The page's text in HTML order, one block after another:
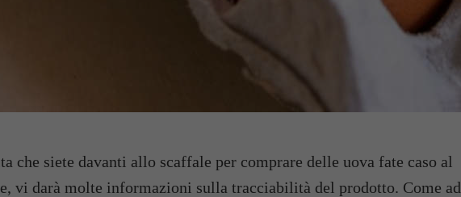
che siete davanti allo scaffale per comprare delle uova fate caso al
vi darà molte informazioni sulla tracciabilità del prodotto. Come ad